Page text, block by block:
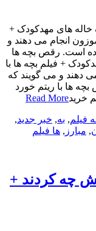
های مهدکودک +
انجام می دهند و
است. رقص بچه ها
+ فیلم بچه ها با
دهند و می گویند که
ها با ریتم خورد
خریدRead More
فیلم,به,خبر جدید,
,مبارز , ها فیلم
داعش چه کردند +